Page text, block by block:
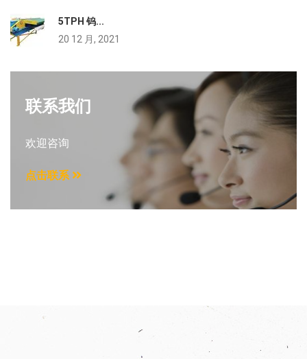
5TPH 钨...
20 12 月, 2021
联系我们
欢迎咨询
点击联系